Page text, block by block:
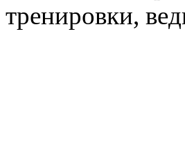
тренировки,